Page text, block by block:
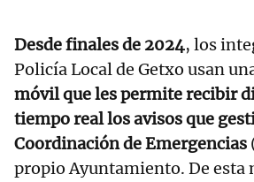
Desde finales de 2024, los
Policía Local de Getxo usan
móvil que les permite recibir
tiempo real los avisos que
Coordinación de Emergencias
propio Ayuntamiento. De esta